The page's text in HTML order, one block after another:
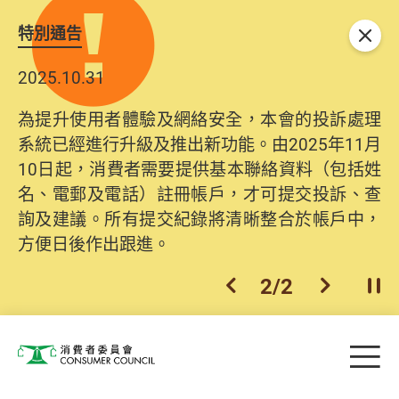
特別通告
2025.10.31
為提升使用者體驗及網絡安全，本會的投訴處理
系統已經進行升級及推出新功能。由2025年11月
10日起，消費者需要提供基本聯絡資料（包括姓
名、電郵及電話）註冊帳戶，才可提交投訴、查
詢及建議。所有提交紀錄將清晰整合於帳戶中，
方便日後作出跟進。
上一個
2/2 下一個開
關閉
消費者委員會 目